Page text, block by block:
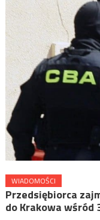
WIADOMOŚCI
Przedsiębiorca
do Krakowa wśród